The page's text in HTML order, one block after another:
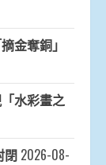
金奪銅」
水彩畫之
閉 2026-08-